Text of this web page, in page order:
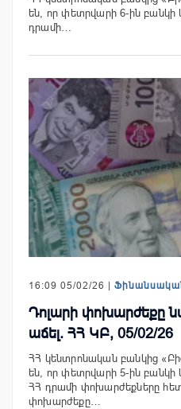
են, որ փետրվարի 6-ին բանկի
դրամի…
16:09 05/02/26 |
Դոլարի փոխարժեքը
աճել. ՀՀ ԿԲ, 05/02/26
ՀՀ կենտրոնական բանկից
են, որ փետրվարի 5-ին բանկի
ՀՀ դրամի փոխարժեքները
փոխարժեքը…